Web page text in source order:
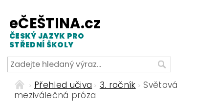
eČEŠTINA.cz
ČESKÝ JAZYK PRO
STŘEDNÍ ŠKOLY
Přehled učiva 3. ročník
Světová
meziválečná próza